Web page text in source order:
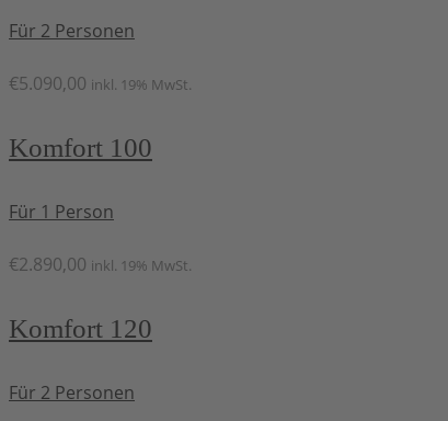
Für 2 Personen
€5.090,00 inkl. 19% MwSt.
Komfort 100
Für 1 Person
€2.890,00 inkl. 19% MwSt.
Komfort 120
Für 2 Personen